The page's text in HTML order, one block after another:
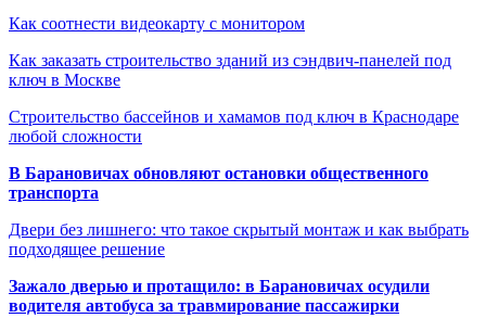
Как соотнести видеокарту с монитором
Как заказать строительство зданий из сэндвич-панелей под
ключ в Москве
Строительство бассейнов и хамамов под ключ в Краснодаре
любой сложности
В Барановичах обновляют остановки общественного
транспорта
Двери без лишнего: что такое скрытый монтаж и как выбрать
подходящее решение
Зажало дверью и протащило: в Барановичах осудили
водителя автобуса за травмирование пассажирки